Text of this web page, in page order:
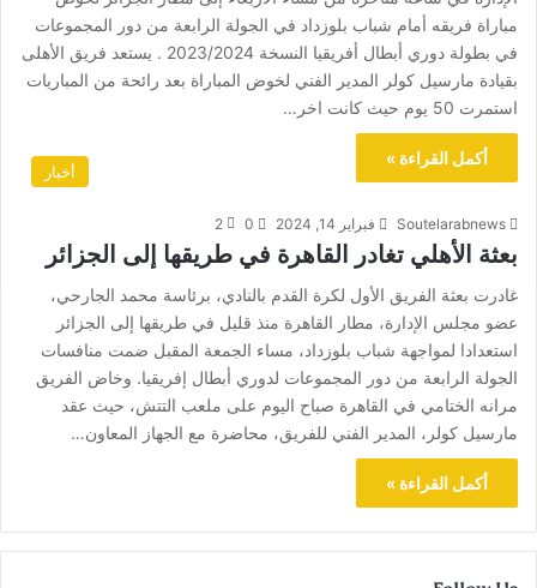
مباراة فريقه أمام شباب بلوزداد في الجولة الرابعة من دور المجموعات
في بطولة دوري أبطال أفريقيا النسخة 2023/2024 . يستعد فريق الأهلى
بقيادة مارسيل كولر المدير الفني لخوض المباراة بعد رائحة من المباريات
استمرت 50 يوم حيث كانت اخر…
أكمل القراءة »
أخبار
Soutelarabnews فبراير 14, 2024 0
2
بعثة الأهلي تغادر القاهرة في طريقها إلى الجزائر
غادرت بعثة الفريق الأول لكرة القدم بالنادي، برئاسة محمد الجارحي،
عضو مجلس الإدارة، مطار القاهرة منذ قليل في طريقها إلى الجزائر
استعدادا لمواجهة شباب بلوزداد، مساء الجمعة المقبل ضمت منافسات
الجولة الرابعة من دور المجموعات لدوري أبطال إفريقيا. وخاض الفريق
مرانه الختامي في القاهرة صباح اليوم على ملعب التتش، حيث عقد
مارسيل كولر، المدير الفني للفريق، محاضرة مع الجهاز المعاون…
أكمل القراءة »